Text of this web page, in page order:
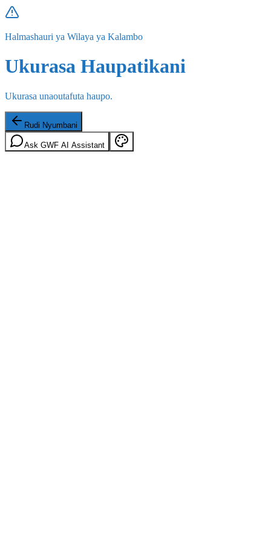
Halmashauri ya Wilaya ya Kalambo
Ukurasa Haupatikani
Ukurasa unaoutafuta haupo.
Rudi Nyumbani
Ask GWF AI Assistant